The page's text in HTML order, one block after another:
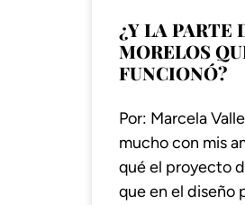
¿Y LA PARTE
MORELOS
FUNCIONÓ?
Por: Marcela
mucho con mis
qué el proyecto
que en el diseño